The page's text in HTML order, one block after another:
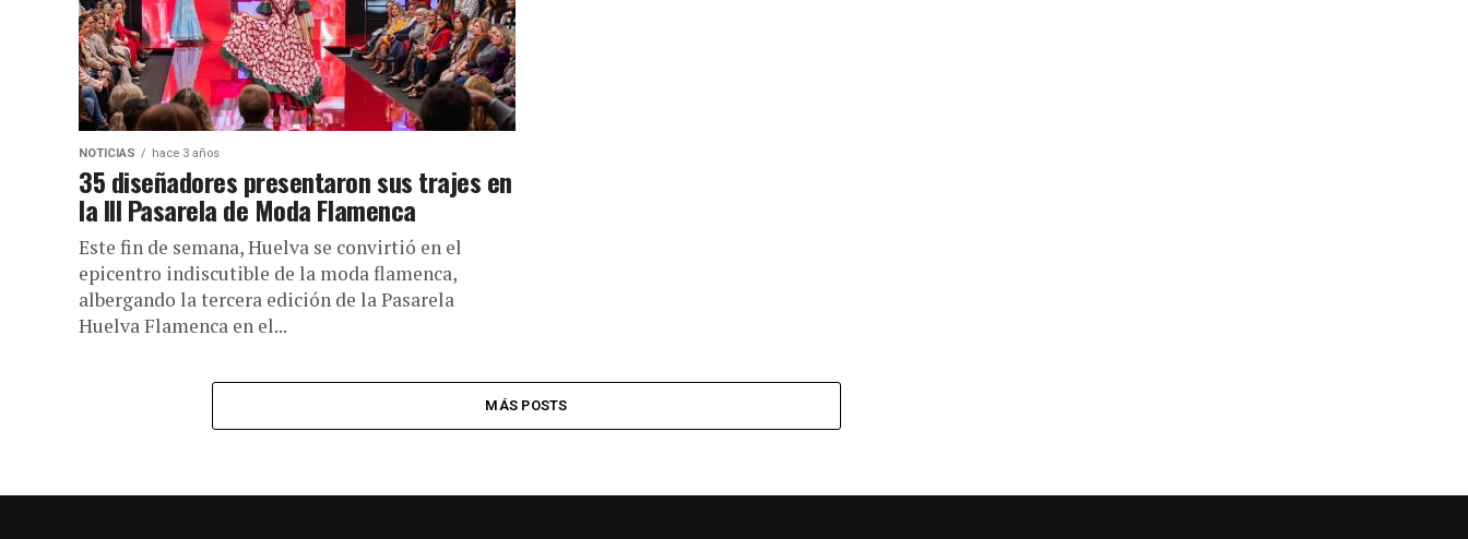
NOTICIAS hace 3 años
35 diseñadores presentaron sus trajes en
la III Pasarela de Moda Flamenca
Este fin de semana, Huelva se convirtió en el
epicentro indiscutible de la moda flamenca,
albergando la tercera edición de la Pasarela
Huelva Flamenca en el...
MÁS POSTS